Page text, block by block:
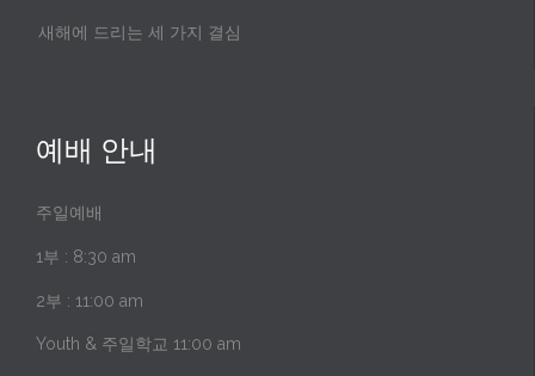
새해에 드리는 세 가지 결심
예배 안내
주일예배
1부 : 8:30 am
2부 : 11:00 am
Youth & 주일학교 11:00 am